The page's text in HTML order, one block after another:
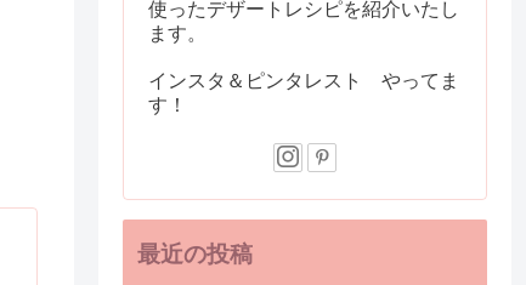
使ったデザートレシピを紹介いたし
ます。
インスタ＆ピンタレスト やってま
す！
最近の投稿